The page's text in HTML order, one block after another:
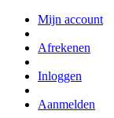
Mijn account
Afrekenen
Inloggen
Aanmelden